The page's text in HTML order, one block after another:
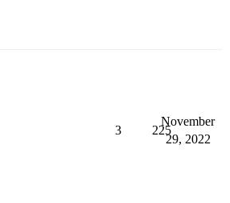
3 225
November
29, 2022